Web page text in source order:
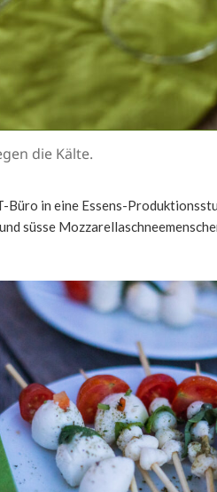
die Kälte.
Büro in eine Essens-
süsse